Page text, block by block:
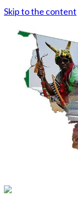
Skip to the content